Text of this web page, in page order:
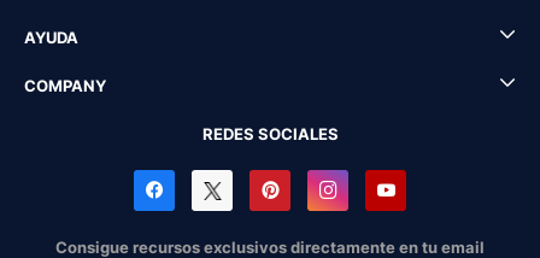
AYUDA
COMPANY
REDES SOCIALES
Consigue recursos exclusivos directamente en tu email